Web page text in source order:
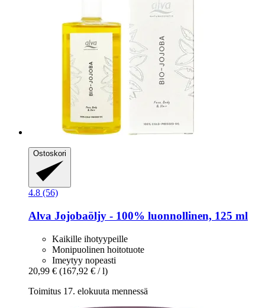
Ostoskori
4.8 (56)
Alva Jojobaöljy -​ 100% luonnollinen, 125 ml
Kaikille ihotyypeille
Monipuolinen hoitotuote
Imeytyy nopeasti
20,99 € (167,92 € / l)
Toimitus 17. elokuuta mennessä